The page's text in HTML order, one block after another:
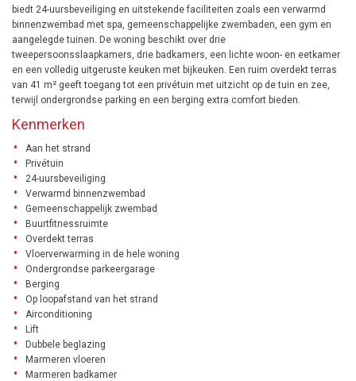
biedt 24-uursbeveiliging en uitstekende faciliteiten zoals een verwarmd
binnenzwembad met spa, gemeenschappelijke zwembaden, een gym en
aangelegde tuinen. De woning beschikt over drie
tweepersoonsslaapkamers, drie badkamers, een lichte woon- en eetkamer
en een volledig uitgeruste keuken met bijkeuken. Een ruim overdekt terras
van 41 m² geeft toegang tot een privétuin met uitzicht op de tuin en zee,
terwijl ondergrondse parking en een berging extra comfort bieden.
Kenmerken
Aan het strand
Privétuin
24-uursbeveiliging
Verwarmd binnenzwembad
Gemeenschappelijk zwembad
Buurtfitnessruimte
Overdekt terras
Vloerverwarming in de hele woning
Ondergrondse parkeergarage
Berging
Op loopafstand van het strand
Airconditioning
Lift
Dubbele beglazing
Marmeren vloeren
Marmeren badkamer